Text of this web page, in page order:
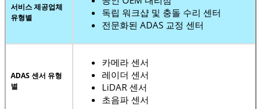
서비스 제공업체
유형별
독립 워크샵 및 충돌 수리 센터
전문화된 ADAS 교정 센터
ADAS 센서 유형
별
카메라 센서
레이더 센서
LiDAR 센서
초음파 센서